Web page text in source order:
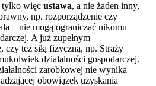
więc ustawa, a nie żaden inny,
np. rozporządzenie czy
– nie mogą ograniczać nikomu
A już zupełnym
czy też siłą fizyczną, np. Straży
działalności gospodarczej.
zarobkowej nie wynika
obowiązek uzyskania